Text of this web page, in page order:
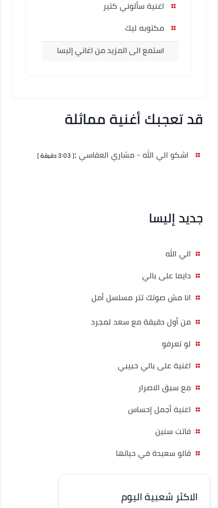
اغنية سألوني كتير
مكتوبه ليك
استمع الى المزيد من اغاني إليسا
قد تعجبك أغنية مماثلة
اشكو الي الله - مشاري العفاسي :[ 3:03 دقيقة ]
جديد إليسا
الي الله
دايما على بالي
انا مش صوتك تتر مسلسل أمل
من أول دقيقة مع سعد لمجرد
لو تعرفو
اغنية على بالي حبيبي
مع سبق الاصرار
اغنية أجمل إحساس
فاتت سنين
قالو سعيدة في حياتها
الاكثر شعبية اليوم